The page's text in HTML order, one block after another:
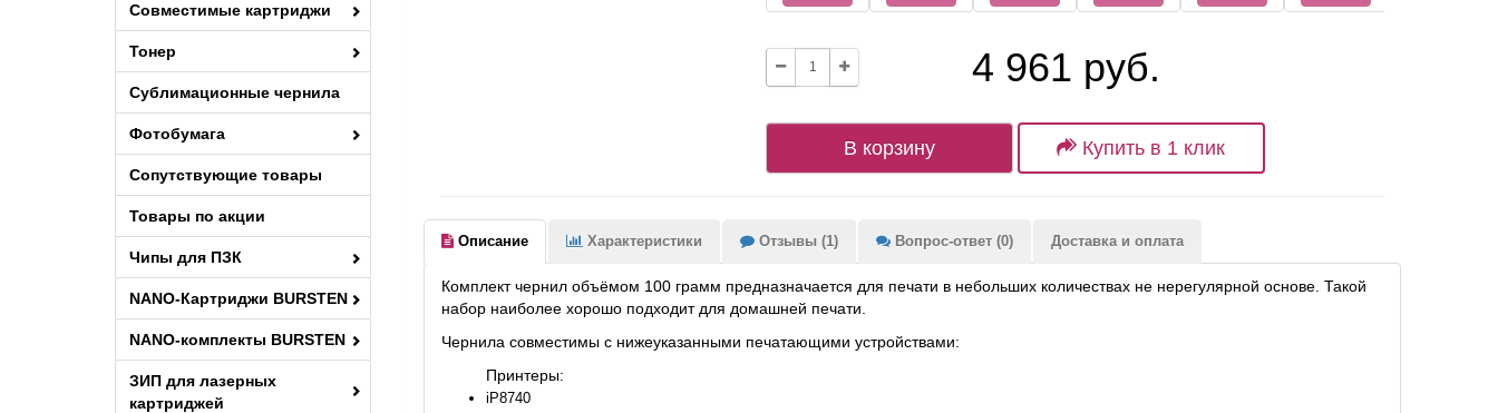
Совместимые картриджи
Тонер
Сублимационные чернила
Фотобумага
Сопутствующие товары
Товары по акции
Чипы для ПЗК
NANO-Картриджи BURSTEN
NANO-комплекты BURSTEN
ЗИП для лазерных
картриджей
4 961 руб.
В корзину Купить в 1 клик
Описание Характеристики Отзывы (1) Вопрос-ответ (0) Доставка и оплата
Комплект чернил объёмом 100 грамм предназначается для печати в небольших количествах не нерегулярной основе. Такой
набор наиболее хорошо подходит для домашней печати.
Чернила совместимы с нижеуказанными печатающими устройствами:
Принтеры:
iP8740